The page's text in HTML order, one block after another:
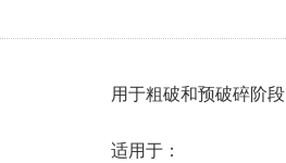
用于粗破和预破碎阶段
适用于：